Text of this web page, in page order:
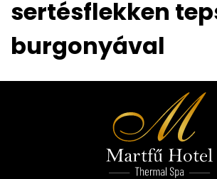
sertésflekken
burgonyával